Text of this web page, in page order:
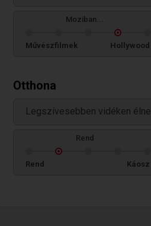
Moziban...
Művészfilmek Hollywood
Otthona
Legszívesebben vidéken élne
Rend
Rend Káosz